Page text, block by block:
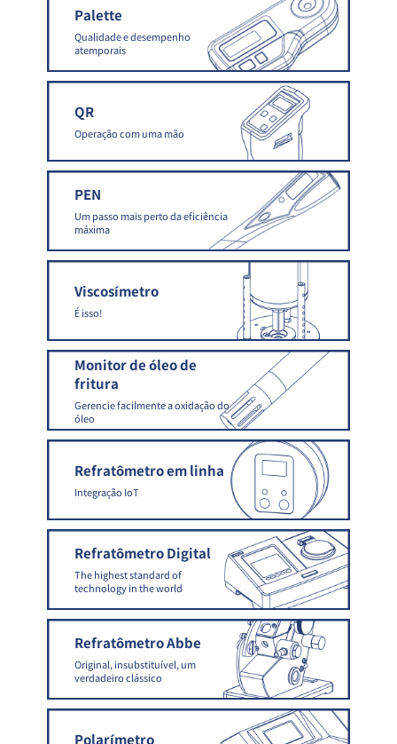
Palette
Qualidade e desempenho
atemporais
QR
Operação com uma mão
PEN
Um passo mais perto da eficiência
máxima
Viscosímetro
É isso!
Monitor de óleo de
fritura
Gerencie facilmente a oxidação do
óleo
Refratômetro em linha
Integração IoT
Refratômetro Digital
The highest standard of
technology in the world
Refratômetro Abbe
Original, insubstituível, um
verdadeiro clássico
Polarímetro